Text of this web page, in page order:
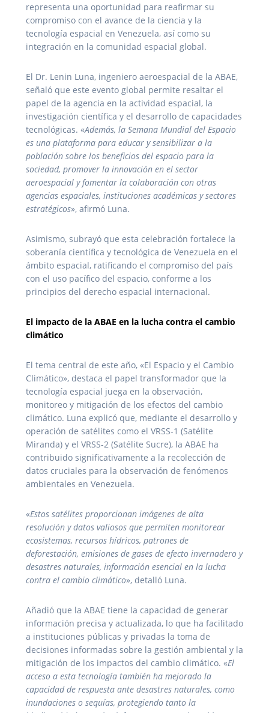
representa una oportunidad para reafirmar su
compromiso con el avance de la ciencia y la
tecnología espacial en Venezuela, así como su
integración en la comunidad espacial global.
El Dr. Lenin Luna, ingeniero aeroespacial de la ABAE,
señaló que este evento global permite resaltar el
papel de la agencia en la actividad espacial, la
investigación científica y el desarrollo de capacidades
tecnológicas. «Además, la Semana Mundial del Espacio
es una plataforma para educar y sensibilizar a la
población sobre los beneficios del espacio para la
sociedad, promover la innovación en el sector
aeroespacial y fomentar la colaboración con otras
agencias espaciales, instituciones académicas y sectores
estratégicos», afirmó Luna.
Asimismo, subrayó que esta celebración fortalece la
soberanía científica y tecnológica de Venezuela en el
ámbito espacial, ratificando el compromiso del país
con el uso pacífico del espacio, conforme a los
principios del derecho espacial internacional.
El impacto de la ABAE en la lucha contra el cambio
climático
El tema central de este año, «El Espacio y el Cambio
Climático», destaca el papel transformador que la
tecnología espacial juega en la observación,
monitoreo y mitigación de los efectos del cambio
climático. Luna explicó que, mediante el desarrollo y
operación de satélites como el VRSS-1 (Satélite
Miranda) y el VRSS-2 (Satélite Sucre), la ABAE ha
contribuido significativamente a la recolección de
datos cruciales para la observación de fenómenos
ambientales en Venezuela.
«Estos satélites proporcionan imágenes de alta
resolución y datos valiosos que permiten monitorear
ecosistemas, recursos hídricos, patrones de
deforestación, emisiones de gases de efecto invernadero y
desastres naturales, información esencial en la lucha
contra el cambio climático», detalló Luna.
Añadió que la ABAE tiene la capacidad de generar
información precisa y actualizada, lo que ha facilitado
a instituciones públicas y privadas la toma de
decisiones informadas sobre la gestión ambiental y la
mitigación de los impactos del cambio climático. «El
acceso a esta tecnología también ha mejorado la
capacidad de respuesta ante desastres naturales, como
inundaciones o sequías, protegiendo tanto la